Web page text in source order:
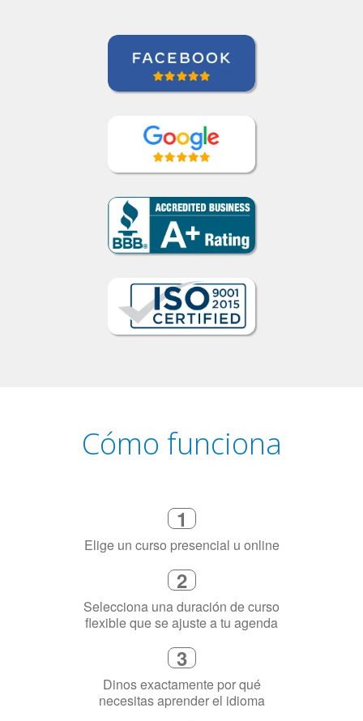
Cómo funciona
1
Elige un curso presencial u online
2
Selecciona una duración de curso
flexible que se ajuste a tu agenda